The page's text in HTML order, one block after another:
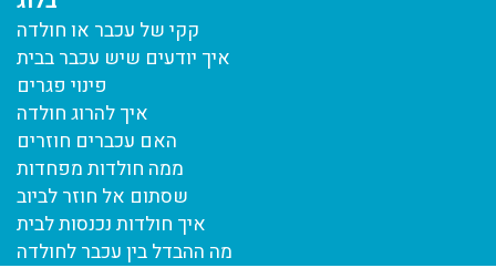
קקי של עכבר או חולדה
איך יודעים שיש עכבר בבית
פינוי פגרים
איך להרוג חולדה
האם עכברים חוזרים
ממה חולדות מפחדות
שסתום אל חוזר לביוב
איך חולדות נכנסות לבית
מה ההבדל בין עכבר לחולדה